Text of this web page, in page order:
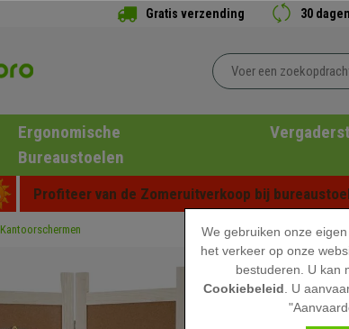
Gratis verzending 30
Ergonomische
Bureaustoelen
Profiteer van de Zomeruitverkoop bij
Kantoorschermen
We gebruiken onze
het verkeer op onze
bestuderen. U kan
Cookiebeleid . U